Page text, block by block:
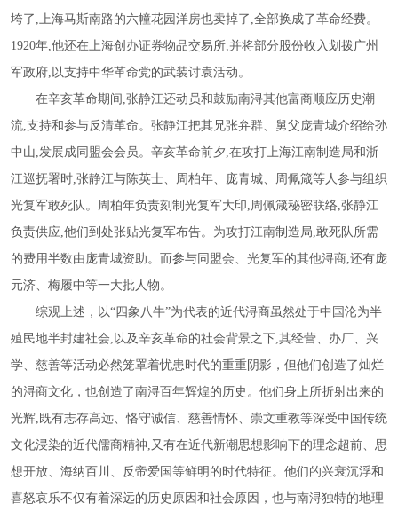
垮了,上海马斯南路的六幢花园洋房也卖掉了,全部换成了革命经费。
1920年,他还在上海创办证券物品交易所,并将部分股份收入划拨广州
军政府,以支持中华革命党的武装讨袁活动。
在辛亥革命期间 ,张静江还动员和鼓励南浔其他富商顺应历史潮
流,支持和参与反清革命。张静江把其兄张弁群、舅父庞青城介绍给孙
中山,发展成同盟会会员。辛亥革命前夕,在攻打上海江南制造局和浙
江巡抚署时,张静江与陈英士、周柏年、庞青城、周佩箴等人参与组织
光复军敢死队。周柏年负责刻制光复军大印,周佩箴秘密联络,张静江
负责供应,他们到处张贴光复军布告。为攻打江南制造局,敢死队所需
的费用半数由庞青城资助。而参与同盟会、光复军的其他浔商,还有庞
元济、梅履中等一大批人物。
综观上述， 以“四象八牛”为代表的近代浔商虽然处于中国沦为半
殖民地半封建社会 ,以及辛亥革命的社会背景之下,其经营、办厂、兴
学、慈善等活动必然笼罩着忧患时代的重重阴影，但他们创造了灿烂
的浔商文化，也创造了南浔百年辉煌的历史。他们身上所折射出来的
光辉,既有志存高远、恪守诚信、慈善情怀、崇文重教等深受中国传统
文化浸染的近代儒商精神,又有在近代新潮思想影响下的理念超前、思
想开放、海纳百川、反帝爱国等鲜明的时代特征。他们的兴衰沉浮和
喜怒哀乐不仅有着深远的历史原因和社会原因，也与南浔独特的地理